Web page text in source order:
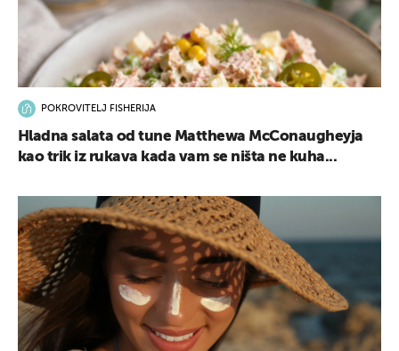
POKROVITELJ FISHERIJA
Hladna salata od tune Matthewa McConaugheyja
kao trik iz rukava kada vam se ništa ne kuha...